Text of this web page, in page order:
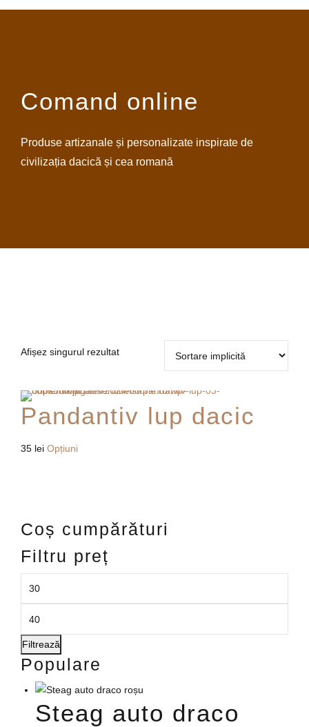
Comand online
Produse artizanale și personalizate inspirate de
civilizația dacică și cea romană
Afișez singurul rezultat
Pandantiv lup dacic
35 lei OpțiuniAcest
variații.
Opțiunile
alese
pagina
Coș cumpărături
Filtru preț
Filtrează
Populare
Steag auto draco